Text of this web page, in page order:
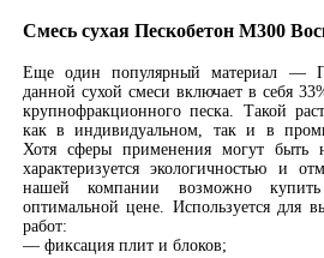
Смесь сухая Пескобетон М300
Еще один популярный материал —
данной сухой смеси включает в себя
крупнофракционного песка. Такой
как в индивидуальном, так и в
Хотя сферы применения могут быть
характеризуется экологичностью и
нашей компании возможно
оптимальной цене. Используется для
работ:
— фиксация плит и блоков;